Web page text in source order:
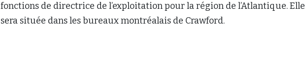
fonctions de directrice de l’exploitation pour la région de l’Atlantique. Elle
sera située dans les bureaux montréalais de Crawford.